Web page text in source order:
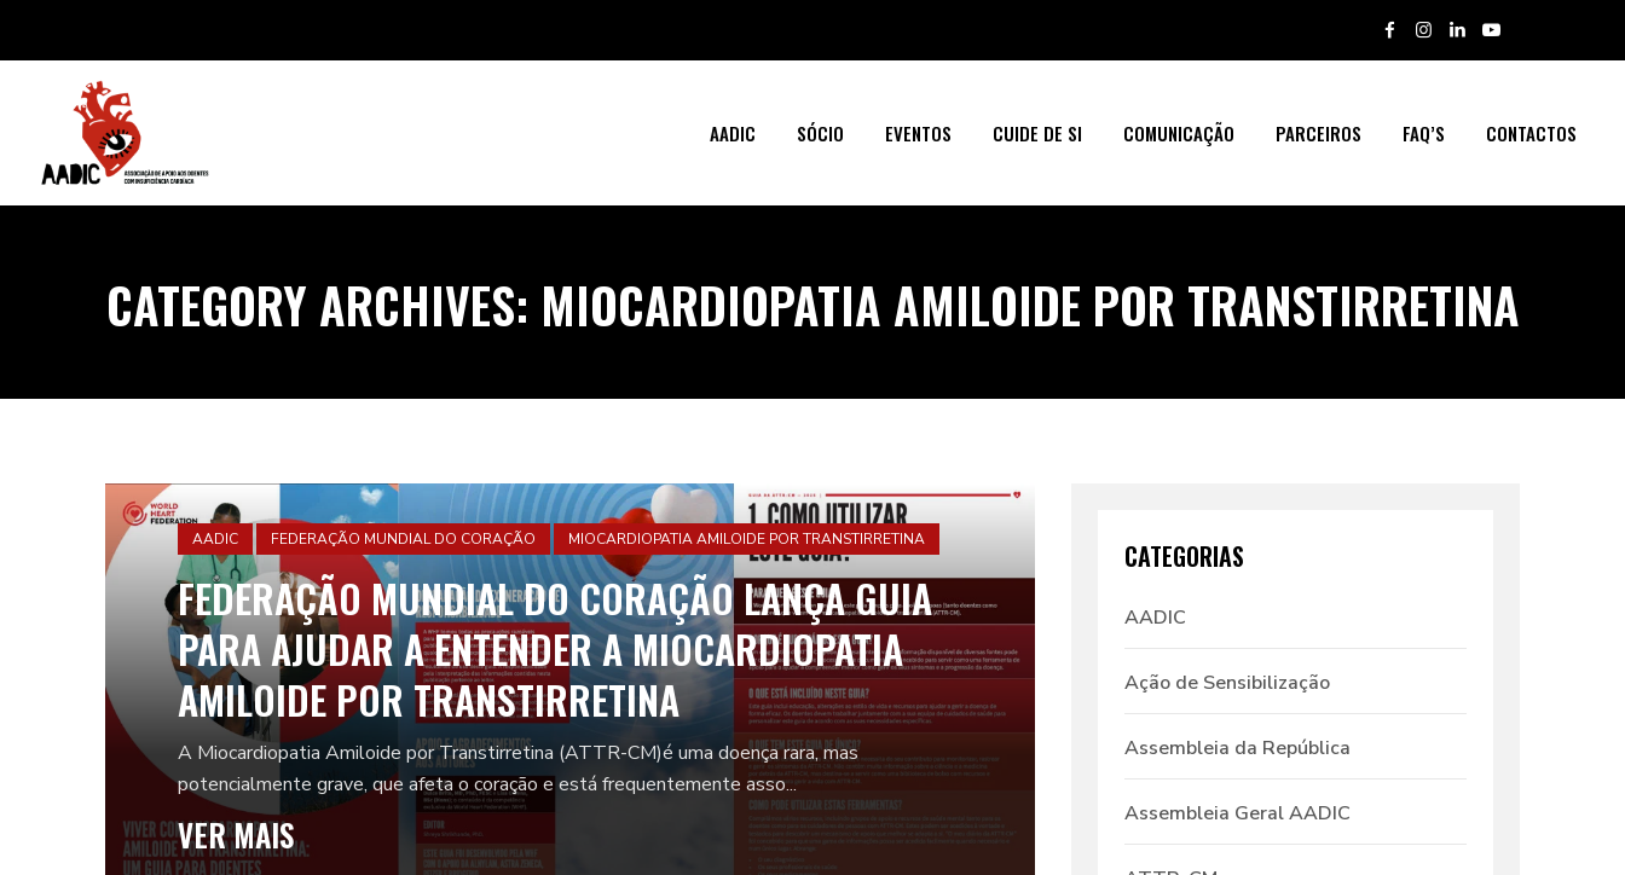
AADIC SÓCIO EVENTOS CUIDE DE SI COMUNICAÇÃO PARCEIROS FAQ’S CONTACTOS
CATEGORY ARCHIVES: MIOCARDIOPATIA AMILOIDE POR TRANSTIRRETINA
AADIC FEDERAÇÃO MUNDIAL DO CORAÇÃO MIOCARDIOPATIA AMILOIDE POR TRANSTIRRETINA
FEDERAÇÃO MUNDIAL DO CORAÇÃO LANÇA GUIA
PARA AJUDAR A ENTENDER A MIOCARDIOPATIA
AMILOIDE POR TRANSTIRRETINA
A Miocardiopatia Amiloide por Transtirretina (ATTR-CM)é uma doença rara, mas
potencialmente grave, que afeta o coração e está frequentemente asso...
VER MAIS
CATEGORIAS
AADIC
Ação de Sensibilização
Assembleia da República
Assembleia Geral AADIC